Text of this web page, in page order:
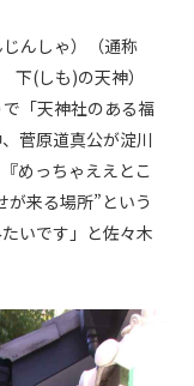
んしゃ）（通称
(しも)の天神）
「天神社のある福
菅原道真公が淀川
めっちゃええとこ
が来る場所”という
いです」と佐々木